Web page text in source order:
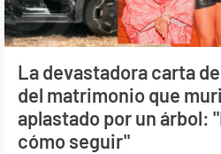
La devastadora carta
del matrimonio que
aplastado por un árbol:
cómo seguir"